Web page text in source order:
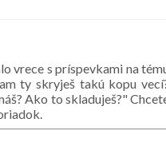
vrece s príspevkami na
ty skryješ takú kopu
Ako to skladuješ?"